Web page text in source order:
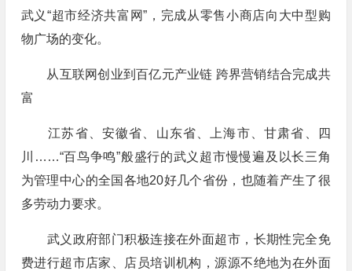
武义“超市经济共富网”，完成从零售小商店向大中型购
物广场的变化。
从互联网创业到百亿元产业链 跨界营销结合完成共
富
江苏省、安徽省、山东省、上海市、甘肃省、四
川……“百鸟争鸣”般盛行的武义超市慢慢遍及以长三角
为管理中心的全国各地20好几个省份，也随着产生了很
多劳动力要求。
武义政府部门积极连接在外面超市，长期性完全免
费进行超市店家、店员培训机构，源源不绝地为在外面